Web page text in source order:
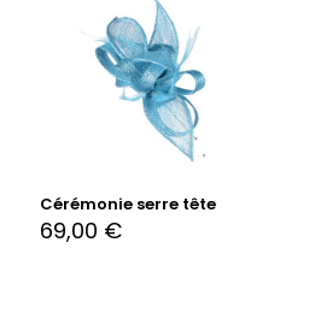
Cérémonie serre tête
69,00 €